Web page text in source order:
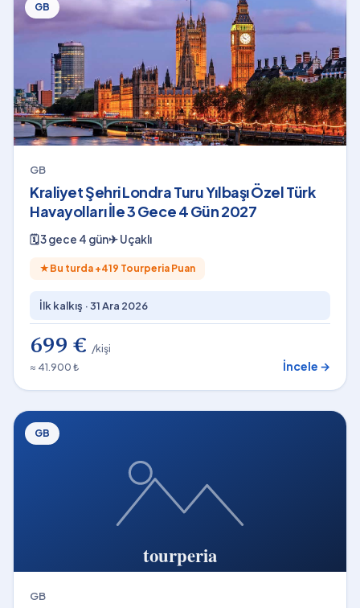
GB
GB
Kraliyet Şehri Londra Turu Yılbaşı Özel Türk
Havayolları İle 3 Gece 4 Gün 2027
🗓3 gece 4 gün✈Uçaklı
★ Bu turda +419 Tourperia Puan
İlk kalkış ·31 Ara 2026
699 € /kişi
≈ 41.900 ₺
İncele →
GB
GB